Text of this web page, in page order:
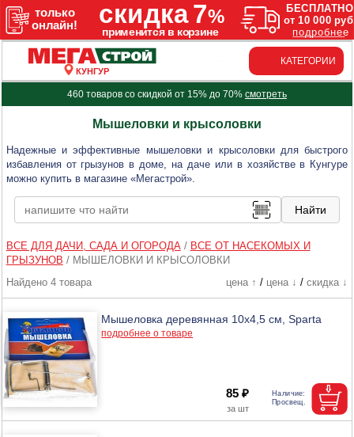
КУНГУР
КАТЕГОРИИ
460 товаров со скидкой от 15% до 70% смотреть
Мышеловки и крысоловки
Надежные и эффективные мышеловки и крысоловки для быстрого
избавления от грызунов в доме, на даче или в хозяйстве в Кунгуре
можно купить в магазине «Мегастрой».
ВСЕ ДЛЯ ДАЧИ, САДА И ОГОРОДА/ ВСЕ ОТ НАСЕКОМЫХ И
ГРЫЗУНОВ / МЫШЕЛОВКИ И КРЫСОЛОВКИ
Найдено 4 товара
цена ↑ / цена ↓ / скидка ↓
Мышеловка деревянная 10х4,5 см, Sparta
подробнее о товаре
85 ₽